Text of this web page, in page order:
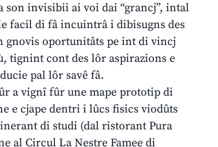
son invisibii ai voi dai “grancj”, intal
facil di fâ incuintrâ i dibisugns des
gnovis oportunitâts pe int di vincj
tignint cont des lôr aspirazions e
pal lôr savê fâ.
a vignî fûr une mape prototip di
e cjape dentri i lûcs fisics viodûts
di studi (dal ristorant Pura
al Circul La Nestre Famee di